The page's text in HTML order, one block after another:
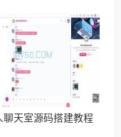
聊天室源码搭建教程